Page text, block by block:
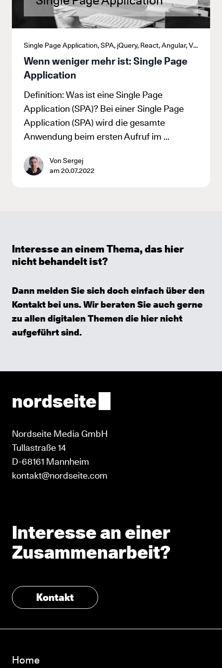
Single Page Application, SPA, jQuery, React, Angular, Vue
Wenn weniger mehr ist: Single Page
Application
Definition: Was ist eine Single Page
Application (SPA)? Bei einer Single Page
Application (SPA) wird die gesamte
Anwendung beim ersten Aufruf im …
Von Sergej
am 20.07.2022
Interesse an einem Thema, das hier
nicht behandelt ist?
Dann melden Sie sich doch einfach über den
Kontaktbei uns. Wir beraten Sie auch gerne
zu allen digitalen Themen die hier nicht
aufgeführt sind.
Interesse an einer
Zusammenarbeit?
Kontakt
nordseite
Nordseite Media GmbH
Tullastraße 14
D-68161 Mannheim
kontakt@nordseite.com
Home